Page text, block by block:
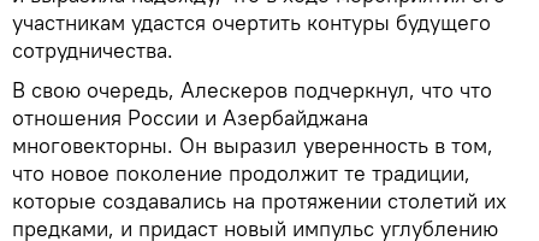
участникам удастся очертить контуры будущего
сотрудничества.
В свою очередь, Алескеров подчеркнул, что что
отношения России и Азербайджана
многовекторны. Он выразил уверенность в том,
что новое поколение продолжит те традиции,
которые создавались на протяжении столетий их
предками, и придаст новый импульс углублению